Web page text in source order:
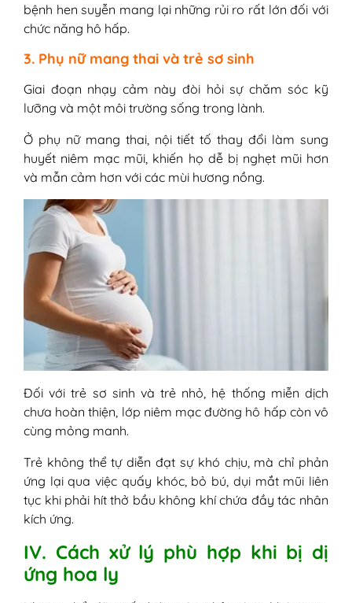
bệnh hen suyễn mang lại những rủi ro rất lớn đối với
chức năng hô hấp.
3. Phụ nữ mang thai và trẻ sơ sinh
Giai đoạn nhạy cảm này đòi hỏi sự chăm sóc kỹ
lưỡng và một môi trường sống trong lành.
Ở phụ nữ mang thai, nội tiết tố thay đổi làm sung
huyết niêm mạc mũi, khiến họ dễ bị nghẹt mũi hơn
và mẫn cảm hơn với các mùi hương nồng.
Đối với trẻ sơ sinh và trẻ nhỏ, hệ thống miễn dịch
chưa hoàn thiện, lớp niêm mạc đường hô hấp còn vô
cùng mỏng manh.
Trẻ không thể tự diễn đạt sự khó chịu, mà chỉ phản
ứng lại qua việc quấy khóc, bỏ bú, dụi mắt mũi liên
tục khi phải hít thở bầu không khí chứa đầy tác nhân
kích ứng.
IV. Cách xử lý phù hợp khi bị dị
ứng hoa ly